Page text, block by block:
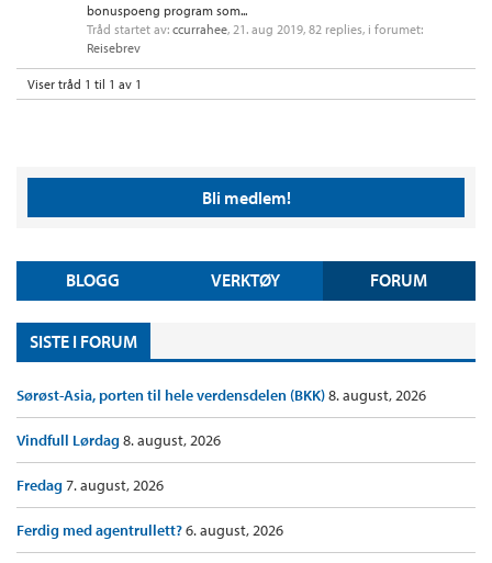
bonuspoeng program som...
Tråd startet av: ccurrahee, 21. aug 2019, 82 replies, i forumet:
Reisebrev
Viser tråd 1 til 1 av 1
Bli medlem!
BLOGG VERKTØY FORUM
SISTE I FORUM
Sørøst-Asia, porten til hele verdensdelen (BKK)8. august, 2026
Vindfull Lørdag8. august, 2026
Fredag7. august, 2026
Ferdig med agentrullett?6. august, 2026